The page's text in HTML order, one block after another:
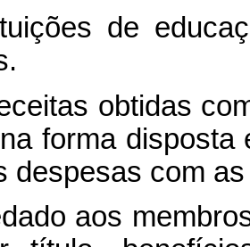
de
obtidas
forma disposta
despesas com
aos